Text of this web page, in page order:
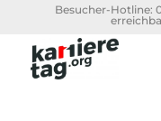
Besucher-Hotline: